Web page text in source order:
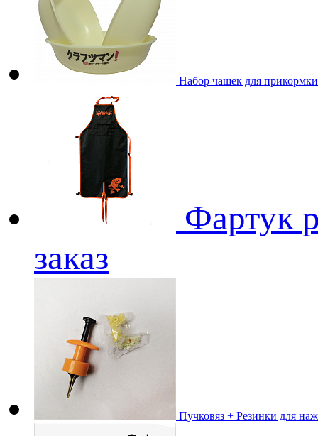
Набор чашек для
Фартук
заказ
Пучковяз + Резинки для